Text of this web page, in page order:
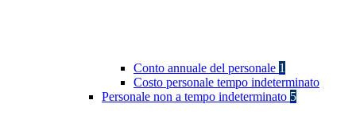
Conto annuale del personale 1
Costo personale tempo indeterminato
Personale non a tempo indeterminato 5